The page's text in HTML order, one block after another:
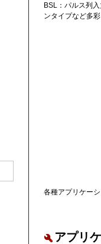
BSL：パルス列
ンタイプなど多
各種アプリケー
アプリ